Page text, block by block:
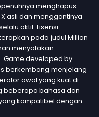
menghapus
asli dan menggantinya
aktif. Lisensi
pada judul Million
menyatakan:
Game developed by
berkembang menjelang
awal yang kuat di
beberapa bahasa dan
kompatibel dengan